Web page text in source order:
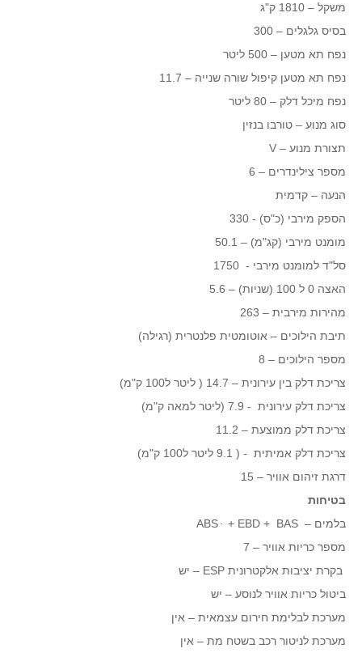
משקל – 1810 ק"ג
בסיס גלגלים – 300
נפח תא מטען – 500 ליטר
נפח תא מטען קיפול שורה שנייה – 11.7
נפח מיכל דלק – 80 ליטר
סוג מנוע – טורבו בנזין
תצורת מנוע – V
מספר צילינדרים – 6
הנעה – קדמית
הספק מירבי (כ"ס) - 330
מומנט מירבי (קג"מ) – 50.1
סל"ד למומנט מירבי - 1750
האצה 0 ל 100 (שניות) – 5.6
מהירות מירבית – 263
תיבת הילוכים – אוטומטית פלנטרית (רגילה)
מספר הילוכים – 8
צריכת דלק בין עירונית – 14.7 ( ליטר ל100 ק"מ)
צריכת דלק עירונית - 7.9 (ליטר למאה ק"מ)
צריכת דלק ממוצעת – 11.2
צריכת דלק אמיתית - ( 9.1 ליטר ל100 ק"מ)
דרגת זיהום אוויר – 15
בטיחות
בלמים – ABS ּּ + EBD + BAS
מספר כריות אוויר – 7
בקרת יציבות אלקטרונית ESP – יש
ביטול כריות אוויר לנוסע – יש
מערכת לבלימת חירום עצמאית – אין
מערכת לניטור רכב בשטח מת – אין